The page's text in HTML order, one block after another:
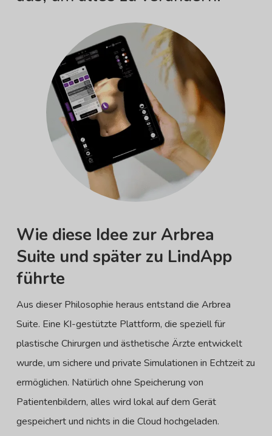
Wie diese Idee zur Arbrea
Suite und später zu LindApp
führte
Aus dieser Philosophie heraus entstand die Arbrea
Suite. Eine KI-gestützte Plattform, die speziell für
plastische Chirurgen und ästhetische Ärzte entwickelt
wurde, um sichere und private Simulationen in Echtzeit zu
ermöglichen. Natürlich ohne Speicherung von
Patientenbildern, alles wird lokal auf dem Gerät
gespeichert und nichts in die Cloud hochgeladen.